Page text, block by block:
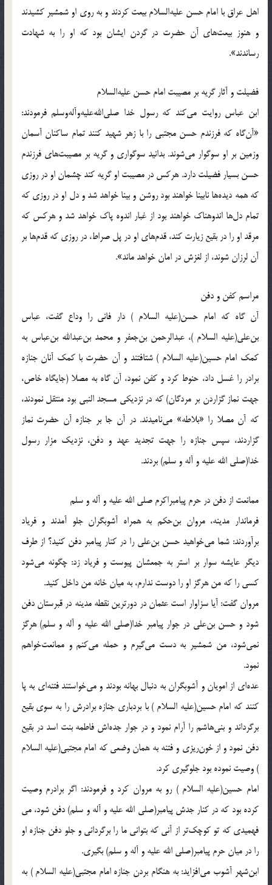
اهل عراق با امام حسن علیه‌السلام بیعت کردند و به روی او شمشیر کشیدند
و هنوز بیعت‌های آن حضرت در گردن ایشان بود که او را به شهادت
رساندند».
فضیلت و آثار گریه بر مصیبت امام حسن علیه‌السلام
ابن عباس روایت می‌کند که رسول خدا صلی‌الله‌علیه‌و‌آله‌وسلم فرمودند:
«آن‌گاه که فرزندم حسن مجتبی را با زهر شهید کنند تمام ساکنان آسمان
وزمین بر او سوگوار می‌شوند. بدانید سوگواری و گریه بر مصیبت‌های فرزندم
حسن بسیار فضیلت دارد. هرکس در مصیبت او گریه کند چشمان او در روزی
که همه دیده‌ها نابینا خواهند بود روشن و بینا خواهد شد و دل او در روزی که
تمام دل‌ها اندوهناک خواهند بود از غبار اندوه پاک خواهد شد و هرکس که
مرقد او را در بقیع زیارت کند، قدم‌های او در پل صراط، در روزی که قدم‌ها بر
آن لرزان شوند، از لغزش در امان خواهد ماند».
مراسم كفن و دفن
آن گاه كه امام حسن(علیه السلام )‌ دار فانى را وداع گفت، عباس
بن‌على(علیه السلام )‌، عبدالرحمن بن‌جعفر و محمد بن‌عبدالله بن‌عباس به
كمك امام حسين(علیه السلام )‌ شتافتند و آن حضرت با كمك آنان جنازه
برادر را غسل داد، حنوط كرد و كفن نمود، آن گاه به مصلا (جايگاه خاص،
جهت نماز گزاردن بر مردگان) كه در نزديكى مسجد النبى بود منتقل نمودند،
كه آن مصلا را «بلاطه‌» مى‌ناميدند. در آن جا بر جنازه آن حضرت نماز
گزاردند، سپس جنازه را جهت تجديد عهد و دفن، نزديك مزار رسول
خدا(صلی الله علیه و آله و سلم) بردند.
ممانعت از دفن در حرم پيامبراکرم صلی الله علیه و آله و سلم
فرماندار مدينه، مروان بن‌حكم به همراه آشوبگران جلو آمدند و فرياد
برآوردند: شما مى‌خواهيد حسن بن‌على را در كنار پيامبر دفن كنيد؟ از طرف
ديگر عايشه سوار بر استر به جمعشان پيوست و فرياد زد: چگونه مى‌شود
كسى را كه من هرگز او را دوست ندارم، به ميان خانه من داخل كنيد.
مروان گفت: آيا سزاوار است عثمان در دورترين نقطه مدينه در قبرستان دفن
شود و حسن بن‌على در جوار پيامبر خدا(صلی الله علیه و آله و سلم) هرگز
نمى‌شود، من شمشير به دست مى‌گيرم و حمله مى‌كنم و ممانعت‌خواهم
نمود.
عده‌اى از امويان و آشوبگران به دنبال بهانه بودند و مى‌خواستند فتنه‌اى به پا
كنند كه امام حسين(علیه السلام )‌ با بردبارى جنازه برادرش را به سوى بقيع
برگرداند و بنى‌هاشم را آرام نمود و در جوار جده‌اش فاطمه بنت اسد در بقيع
دفن نمود و از خون‌ريزى و فتنه به همان وضعى كه امام مجتبى(علیه السلام
)‌ وصيت نموده بود جلوگيرى كرد.
امام حسين(علیه السلام )‌ رو به مروان كرد و فرمودند: اگر برادرم وصيت
كرده بود كه در كنار جدش پيامبر(صلی الله علیه و آله و سلم) دفن شود، مى
فهميدى كه تو كوچك‌تر از آنى كه بتوانى ما را برگردانى و جلو دفن جنازه او
را در ميان حرم پيامبر(صلی الله علیه و آله و سلم) بگيرى.
ابن‌شهر آشوب مى‌افزايد: به هنگام بردن جنازه امام مجتبى(علیه السلام )‌ به